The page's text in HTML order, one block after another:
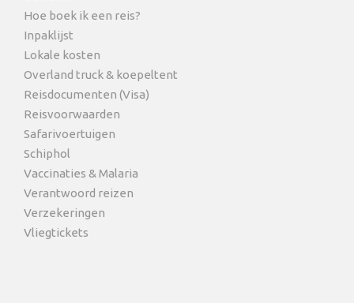
Hoe boek ik een reis?
Inpaklijst
Lokale kosten
Overland truck & koepeltent
Reisdocumenten (Visa)
Reisvoorwaarden
Safarivoertuigen
Schiphol
Vaccinaties & Malaria
Verantwoord reizen
Verzekeringen
Vliegtickets